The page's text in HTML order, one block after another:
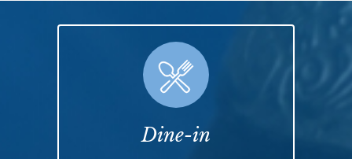
Dine-in